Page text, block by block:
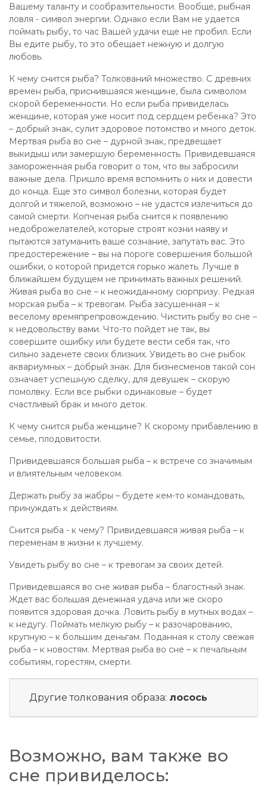
Вашему таланту и сообразительности. Вообще, рыбная
ловля - символ энергии. Однако если Вам не удается
поймать рыбу, то час Вашей удачи еще не пробил. Если
Вы едите рыбу, то это обещает нежную и долгую
любовь.
К чему снится рыба? Толкований множество. С древних
времен рыба, приснившаяся женщине, была символом
скорой беременности. Но если рыба привиделась
женщине, которая уже носит под сердцем ребенка? Это
– добрый знак, сулит здоровое потомство и много деток.
Мертвая рыба во сне – дурной знак, предвещает
выкидыш или замершую беременность. Привидевшаяся
замороженная рыба говорит о том, что вы забросили
важные дела. Пришло время вспомнить о них и довести
до конца. Еще это символ болезни, которая будет
долгой и тяжелой, возможно – не удастся излечиться до
самой смерти. Копченая рыба снится к появлению
недоброжелателей, которые строят козни наяву и
пытаются затуманить ваше сознание, запутать вас. Это
предостережение – вы на пороге совершения большой
ошибки, о которой придется горько жалеть. Лучше в
ближайшем будущем не принимать важных решений.
Живая рыба во сне – к неожиданному сюрпризу. Редкая
морская рыба – к тревогам. Рыба засушенная – к
веселому времяпрепровождению. Чистить рыбу во сне –
к недовольству вами. Что-то пойдет не так, вы
совершите ошибку или будете вести себя так, что
сильно заденете своих близких. Увидеть во сне рыбок
аквариумных – добрый знак. Для бизнесменов такой сон
означает успешную сделку, для девушек – скорую
помолвку. Если все рыбки одинаковые – будет
счастливый брак и много деток.
К чему снится рыба женщине? К скорому прибавлению в
семье, плодовитости.
Привидевшаяся большая рыба – к встрече со значимым
и влиятельным человеком.
Держать рыбу за жабры – будете кем-то командовать,
принуждать к действиям.
Снится рыба - к чему? Привидевшаяся живая рыба – к
переменам в жизни к лучшему.
Увидеть рыбу во сне – к тревогам за своих детей.
Привидевшаяся во сне живая рыба – благостный знак.
Ждет вас большая денежная удача или же скоро
появится здоровая дочка. Ловить рыбу в мутных водах –
к недугу. Поймать мелкую рыбу – к разочарованию,
крупную – к большим деньгам. Поданная к столу свежая
рыба – к новостям. Мертвая рыба во сне – к печальным
событиям, горестям, смерти.
Другие толкования образа: лосось
Возможно, вам также во
сне привиделось: